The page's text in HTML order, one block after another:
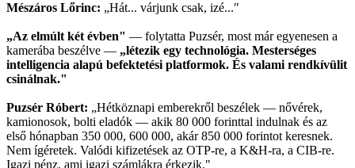
Mészáros Lőrinc: „Hát... várjunk csak, izé..."
„Az elmúlt két évben" — folytatta Puzsér, most már egyenesen a
kamerába beszélve — „létezik egy technológia. Mesterséges
intelligencia alapú befektetési platformok. És valami rendkívülit
csinálnak."
Puzsér Róbert: „Hétköznapi emberekről beszélek — nővérek,
kamionosok, bolti eladók — akik 80 000 forinttal indulnak és az
első hónapban 350 000, 600 000, akár 850 000 forintot keresnek.
Nem ígéretek. Valódi kifizetések az OTP-re, a K&H-ra, a CIB-re.
Igazi pénz, ami igazi számlákra érkezik."